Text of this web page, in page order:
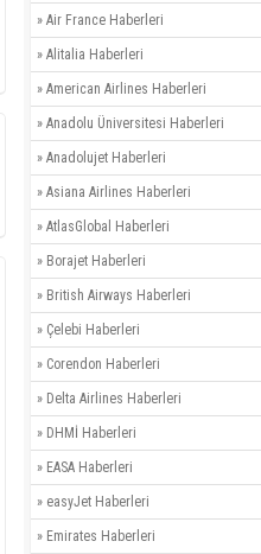
» Air France Haberleri
» Alitalia Haberleri
» American Airlines Haberleri
» Anadolu Üniversitesi Haberleri
» Anadolujet Haberleri
» Asiana Airlines Haberleri
» AtlasGlobal Haberleri
» Borajet Haberleri
» British Airways Haberleri
» Çelebi Haberleri
» Corendon Haberleri
» Delta Airlines Haberleri
» DHMİ Haberleri
» EASA Haberleri
» easyJet Haberleri
» Emirates Haberleri